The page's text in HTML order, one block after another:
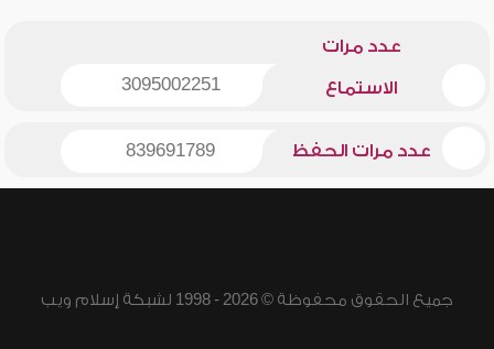
عدد مرات
الاستماع 3095002251
عدد مرات الحفظ 839691789
جميع الحقوق محفوظة © 2026 - 1998 لشبكة إسلام ويب